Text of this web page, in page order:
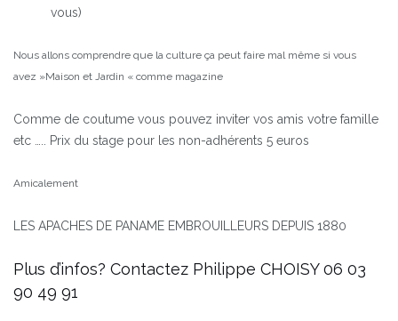
vous)
Nous allons comprendre que la culture ça peut faire mal même si vous
avez »Maison et Jardin « comme magazine
Comme de coutume vous pouvez inviter vos amis votre famille
etc …..
Prix du stage pour les non-adhérents 5 euros
Amicalement
LES APACHES DE PANAME EMBROUILLEURS DEPUIS 1880
Plus d’infos? Contactez Philippe CHOISY06 03
90 49 91